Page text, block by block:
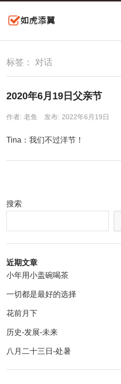
标签：对话
2020年6月19日父亲节
作者:老鱼 发布: 2022年6月19日
Tina：我们不过洋节！
搜索
近期文章
小年用小盖碗喝茶
一切都是最好的选择
花前月下
历史-发展-未来
八月二十三日-处暑